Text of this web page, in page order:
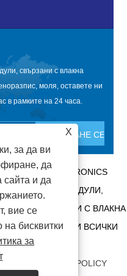
свързани с влакна
моля, оставете ни
в рамките на 24 часа.
BOX OPTRONICS
ОПТИЧНИ МОДУЛИ,
СВЪРЗАНИ С ВЛАКНА
КОМПОНЕНТИ ВСИЧКИ
PRIVACY POLICY
X
за да ви
да
и да
вие се
на бисквитки
за